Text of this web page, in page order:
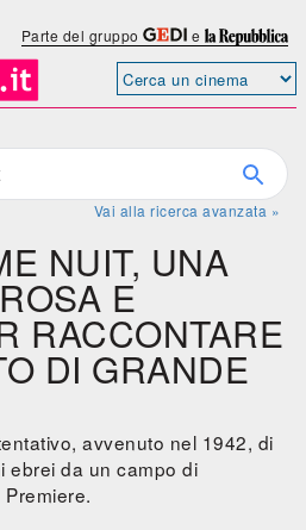
Parte del gruppo e
Vai alla ricerca avanzata »
NUIT, UNA
E
RACCONTARE
DI GRANDE
avvenuto nel 1942, di
ebrei da un campo di